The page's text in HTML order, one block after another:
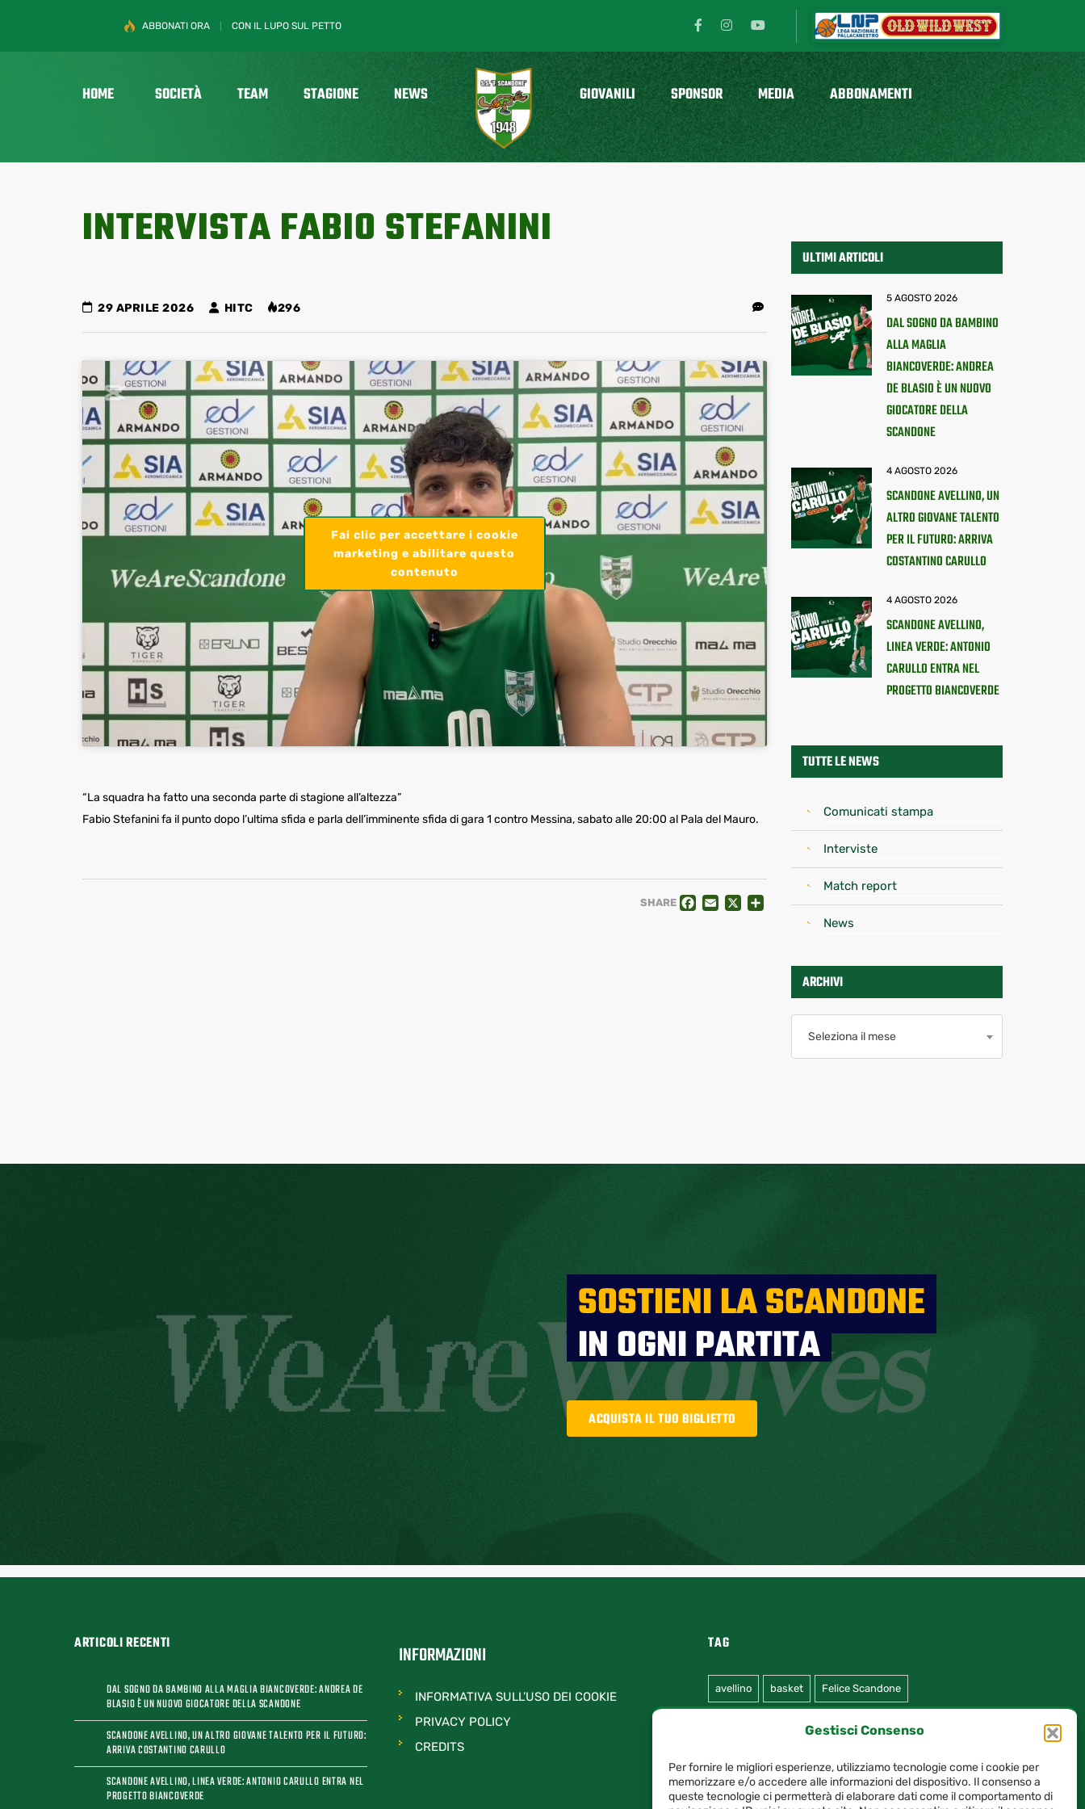
Gestisci Consenso
Per fornire le migliori esperienze, utilizziamo tecnologie come i cookie per
memorizzare e/o accedere alle informazioni del dispositivo. Il consenso a
queste tecnologie ci permetterà di elaborare dati come il comportamento di
ABBONATI ORA CON IL LUPO SUL PETTO
HOME SOCIETÀ TEAM STAGIONE NEWS GIOVANILI SPONSOR MEDIA ABBONAMENTI
INTERVISTA FABIO STEFANINI
29 APRILE 2026 HITC 296
Fai clic per accettare i cookie
marketing e abilitare questo
contenuto
“La squadra ha fatto una seconda parte di stagione all’altezza”
Fabio Stefanini fa il punto dopo l’ultima sfida e parla dell’imminente sfida di gara 1 contro Messina, sabato alle 20:00 al Pala del Mauro.
SHARE FACEBOOK
EMAIL
XCONDIVIDI
ULTIMI ARTICOLI
5 AGOSTO 2026
DAL SOGNO DA BAMBINO
ALLA MAGLIA
BIANCOVERDE: ANDREA
DE BLASIO È UN NUOVO
GIOCATORE DELLA
SCANDONE
4 AGOSTO 2026
SCANDONE AVELLINO, UN
ALTRO GIOVANE TALENTO
PER IL FUTURO: ARRIVA
COSTANTINO CARULLO
4 AGOSTO 2026
SCANDONE AVELLINO,
LINEA VERDE: ANTONIO
CARULLO ENTRA NEL
PROGETTO BIANCOVERDE
TUTTE LE NEWS
Comunicati stampa
Interviste
Match report
News
ARCHIVI
Seleziona il mese
SOSTIENI LA SCANDONE
IN OGNI PARTITA
ACQUISTA IL TUO BIGLIETTO
ARTICOLI RECENTI
DAL SOGNO DA BAMBINO ALLA MAGLIA BIANCOVERDE: ANDREA DE
BLASIO È UN NUOVO GIOCATORE DELLA SCANDONE
SCANDONE AVELLINO, UN ALTRO GIOVANE TALENTO PER IL FUTURO:
ARRIVA COSTANTINO CARULLO
SCANDONE AVELLINO, LINEA VERDE: ANTONIO CARULLO ENTRA NEL
PROGETTO BIANCOVERDE
INFORMAZIONI
INFORMATIVA SULL’USO DEI COOKIE
PRIVACY POLICY
CREDITS
TAG
avellino basket Felice Scandone